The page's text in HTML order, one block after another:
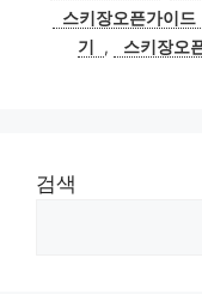
스키장오픈가이드
기
, 스키장오
검색